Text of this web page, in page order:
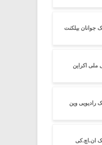
جوانان بیلکنت
ملی اکراین
رادیویی وین
ان.اچ.کی